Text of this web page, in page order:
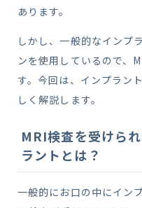
あります。
しかし、一般的なインプ
ンを使用しているので、
す。 今回は、インプラン
しく解説します。
MRI検査を受けら
ラントとは？
一般的にお口の中にイン